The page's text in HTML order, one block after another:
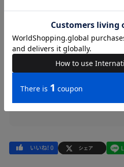
素材
表地：ポリエステル-
原産国
中国
送料
605 円 (税込) （送料に
品名
アシメリブタンクトップ
品番
62321224